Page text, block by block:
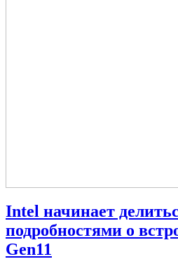
Intel начинает
подробностями о
Gen11